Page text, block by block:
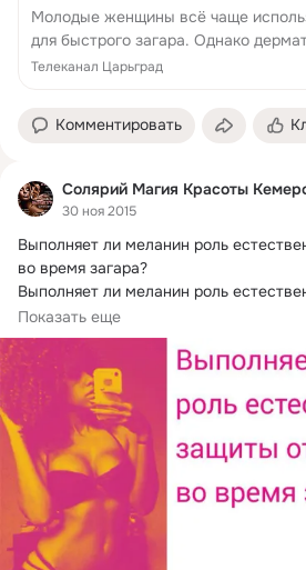
Молодые женщины всё чаще
для быстрого загара. Однако
предупреждают об опасности:
Телеканал Царьград
Комментировать
Солярий Магия Красоты
30 ноя 2015
Выполняет ли меланин роль
во время загара?
Выполняет ли меланин роль
во время загара?
Показать еще